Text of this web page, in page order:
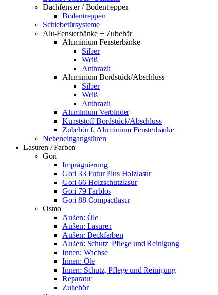
Dachfenster / Bodentreppen
Bodentreppen
Schiebetürsysteme
Alu-Fensterbänke + Zubehör
Aluminium Fensterbänke
Silber
Weiß
Anthrazit
Aluminium Bordstück/Abschluss
Silber
Weiß
Anthrazit
Aluminium Verbinder
Kunststoff Bordstück/Abschluss
Zubehör f. Aluminium Fensterbänke
Nebeneingangstüren
Lasuren / Farben
Gori
Imprägnierung
Gori 33 Futur Plus Holzlasur
Gori 66 Holzschutzlasur
Gori 79 Farblos
Gori 88 Compactlasur
Osmo
Außen: Öle
Außen: Lasuren
Außen: Deckfarben
Außen: Schutz, Pflege und Reinigung
Innen: Wachse
Innen: Öle
Innen: Schutz, Pflege und Reinigung
Reparatur
Zubehör